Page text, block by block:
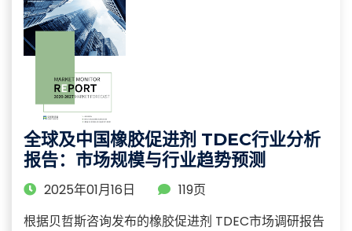
全球及中国橡胶促进剂 TDEC行业分析
报告：市场规模与行业趋势预测
2025年01月16日
119页
根据贝哲斯咨询发布的橡胶促进剂 TDEC市场调研报告